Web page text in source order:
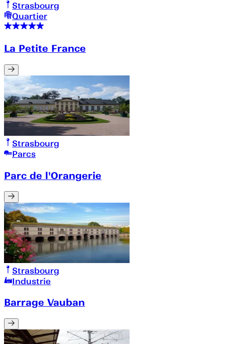
Strasbourg
Quartier
La Petite France
Strasbourg
Parcs
Parc de l'Orangerie
Strasbourg
Industrie
Barrage Vauban